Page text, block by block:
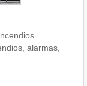
alarmas,